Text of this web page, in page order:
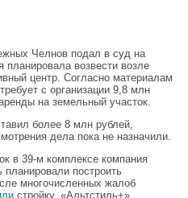
Челнов подал в суд на
планировала возвести возле
центр. Согласно материалам
с организации 9,8 млн
на земельный участок.
более 8 млн рублей,
дела пока не назначили.
в 39-м комплексе компания
построить
многочисленных жалоб
стройку. «Альтстиль+»